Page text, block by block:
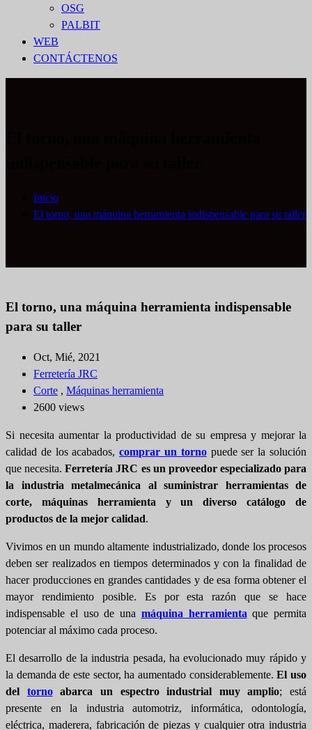
OSG
PALBIT
WEB
CONTÁCTENOS
Inicio
El torno, una máquina herramienta indispensable para su taller
El torno, una máquina herramienta indispensable
para su taller
Oct, Mié, 2021
Ferretería JRC
Corte , Máquinas herramienta
2600 views
Si necesita aumentar la productividad de su empresa y mejorar la
calidad de los acabados,comprar un tornopuede ser la solución
que necesita.Ferretería JRC es un proveedor especializado para
la industria metalmecánica al suministrar herramientas de
corte, máquinas herramienta y un diverso catálogo de
productos de la mejor calidad.
Vivimos en un mundo altamente industrializado, donde los procesos
deben ser realizados en tiempos determinados y con la finalidad de
hacer producciones en grandes cantidades y de esa forma obtener el
mayor rendimiento posible. Es por esta razón que se hace
indispensable el uso de una máquina herramienta que permita
potenciar al máximo cada proceso.
El desarrollo de la industria pesada, ha evolucionado muy rápido y
la demanda de este sector, ha aumentado considerablemente.El uso
del tornoabarca un espectro industrial muy amplio; está
presente en la industria automotriz, informática, odontología,
eléctrica, maderera, fabricación de piezas y cualquier otra industria